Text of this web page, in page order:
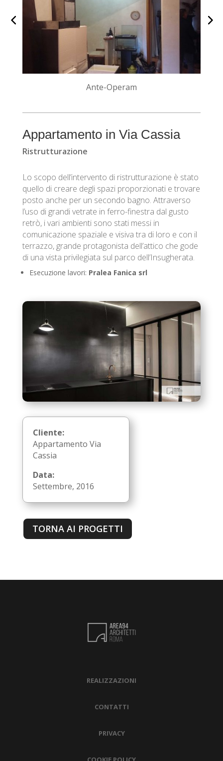
Ante-Operam
Appartamento in Via Cassia
Ristrutturazione
Lo scopo dell’intervento di ristrutturazione è stato
quello di creare degli spazi proporzionati e trovare
posto anche per un secondo bagno. Attraverso
l’uso di grandi vetrate in ferro-finestra dal gusto
retrò, i vari ambienti sono stati messi in
comunicazione spaziale e visiva tra di loro e con il
terrazzo, grande protagonista dell’attico che gode
di una vista privilegiata sul parco dell’Insugherata.
Esecuzione lavori: Pralea Fanica srl
Cliente:
Appartamento Via
Cassia
Data:
Settembre, 2016
TORNA AI PROGETTI
REALIZZAZIONI
CONTATTI
PRIVACY